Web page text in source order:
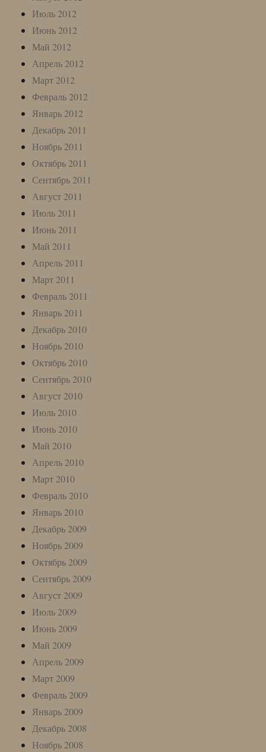
Июль 2012
Июнь 2012
Май 2012
Апрель 2012
Март 2012
Февраль 2012
Январь 2012
Декабрь 2011
Ноябрь 2011
Октябрь 2011
Сентябрь 2011
Август 2011
Июль 2011
Июнь 2011
Май 2011
Апрель 2011
Март 2011
Февраль 2011
Январь 2011
Декабрь 2010
Ноябрь 2010
Октябрь 2010
Сентябрь 2010
Август 2010
Июль 2010
Июнь 2010
Май 2010
Апрель 2010
Март 2010
Февраль 2010
Январь 2010
Декабрь 2009
Ноябрь 2009
Октябрь 2009
Сентябрь 2009
Август 2009
Июль 2009
Июнь 2009
Май 2009
Апрель 2009
Март 2009
Февраль 2009
Январь 2009
Декабрь 2008
Ноябрь 2008